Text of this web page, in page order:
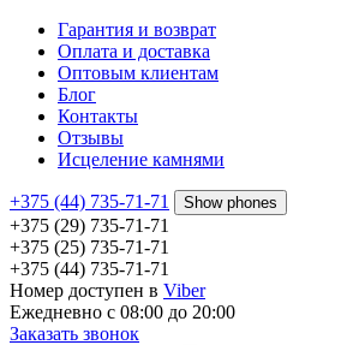
Гарантия и возврат
Оплата и доставка
Оптовым клиентам
Блог
Контакты
Отзывы
Исцеление камнями
+375 (44) 735-71-71 Show phones
+375 (29) 735-71-71
+375 (25) 735-71-71
+375 (44) 735-71-71
Номер доступен в Viber
Ежедневно с 08:00 до 20:00
Заказать звонок